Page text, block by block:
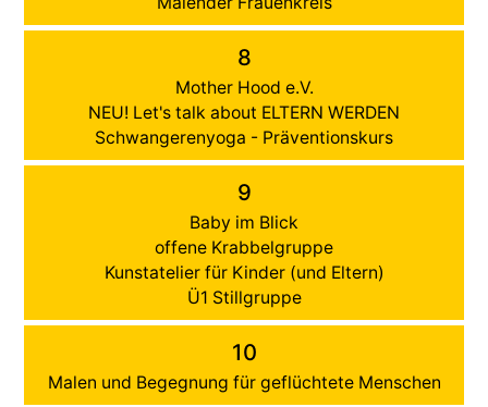
8
Mother Hood e.V.
NEU! Let's talk about ELTERN WERDEN
Schwangerenyoga - Präventionskurs
9
Baby im Blick
offene Krabbelgruppe
Kunstatelier für Kinder (und Eltern)
Ü1 Stillgruppe
10
Malen und Begegnung für geflüchtete Menschen